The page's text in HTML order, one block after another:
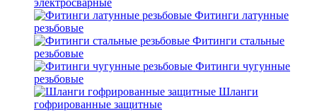
электросварные
Фитинги латунные
резьбовые
Фитинги стальные
резьбовые
Фитинги чугунные
резьбовые
Шланги
гофрированные защитные